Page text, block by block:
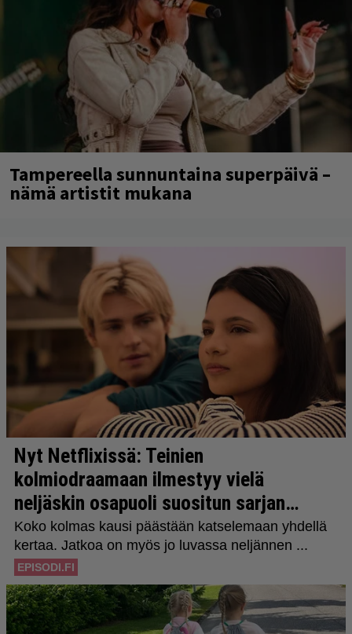
Tampereella sunnuntaina superpäivä –
nämä artistit mukana